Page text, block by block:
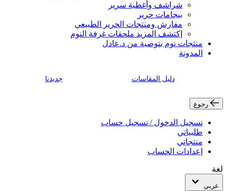
شراشف وأغطية سرير
بيجامات حرير
مفارش ومنتجات الحرير الطبيعي
إكتشف المزيد ملحقات غرفة النوم
منتجات نوم بتوصية من د.عادل
المدونة
دليل المقاسات جديدنا
رجوع
تسجيل الدخول / تسجيل حساب
طلبياتي
منتجاتي
إعدادات الحساب
لغة
عربي